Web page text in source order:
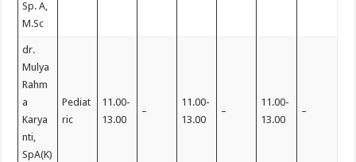
Sp. A,
M.Sc
dr.
Mulya
Rahm
a
Karya
nti,
SpA(K)
Pediat
ric
11.00-
13.00
–
11.00-
13.00
–
11.00-
13.00
–